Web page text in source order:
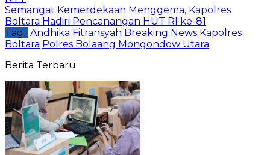
‎Semangat Kemerdekaan Menggema, Kapolres
Boltara Hadiri Pencanangan HUT RI ke-81
Tag : Andhika Fitransyah Breaking News Kapolres
Boltara Polres Bolaang Mongondow Utara
Berita Terbaru